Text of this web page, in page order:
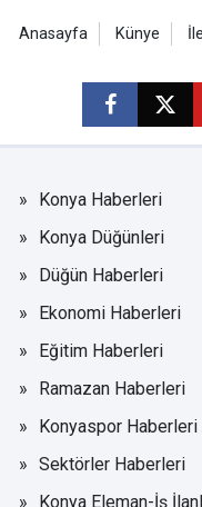
Anasayfa Künye
Konya Haberleri
Konya Düğünleri
Düğün Haberleri
Ekonomi Haberleri
Eğitim Haberleri
Ramazan Haberleri
Konyaspor Haberleri
Sektörler Haberleri
Konya Eleman-İş